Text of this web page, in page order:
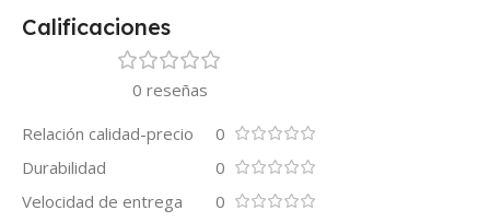
Calificaciones
0 reseñas
Relación calidad-precio
0
Durabilidad
0
Velocidad de entrega
0